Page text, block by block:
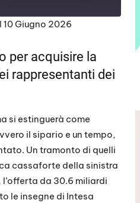
10 Giugno 2026
per acquisire la
rappresentanti dei
si estinguerà come
il sipario e un tempo,
Un tramonto di quelli
cassaforte della sinistra
da 30.6 miliardi
le insegne di Intesa